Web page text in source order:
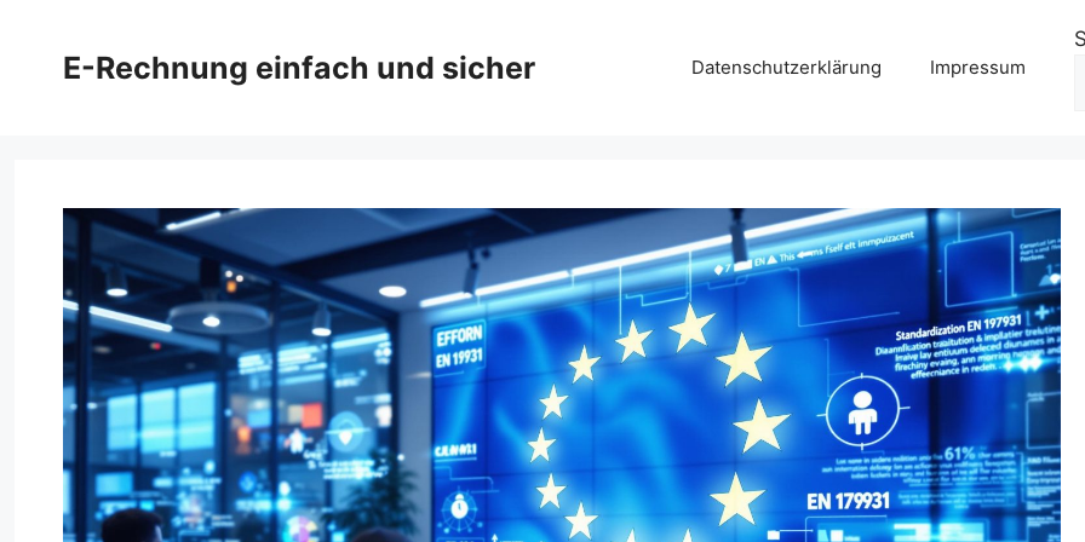
springenE-Rechnung einfach und sicher Datenschutzerklärung Impressum